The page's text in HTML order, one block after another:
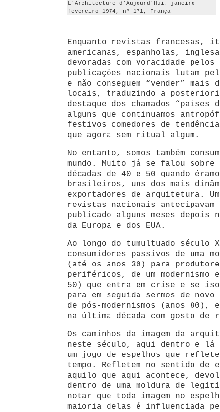
L'Architecture d'Aujourd'Hui, janeiro-
fevereiro 1974, nº 171, França
Enquanto revistas francesas,
americanas, espanholas,
devoradas com voracidade
publicações nacionais lutam
e não conseguem “vender” mais
locais, traduzindo a posteriori
destaque dos chamados “países
alguns que continuamos
festivos comedores de
que agora sem ritual algum.
No entanto, somos também
mundo. Muito já se falou sobre
décadas de 40 e 50 quando
brasileiros, uns dos mais
exportadores de arquitetura. Um
revistas nacionais
publicado alguns meses depois
da Europa e dos EUA.
Ao longo do tumultuado século
consumidores passivos de uma
(até os anos 30) para
periféricos, de um modernismo
50) que entra em crise e se
para em seguida sermos de
de pós-modernismos (anos 80),
na última década com gosto de
Os caminhos da imagem da
neste século, aqui dentro e lá
um jogo de espelhos que
tempo. Refletem no sentido de
aquilo que aqui acontece,
dentro de uma moldura de
notar que toda imagem no
maioria delas é influenciada